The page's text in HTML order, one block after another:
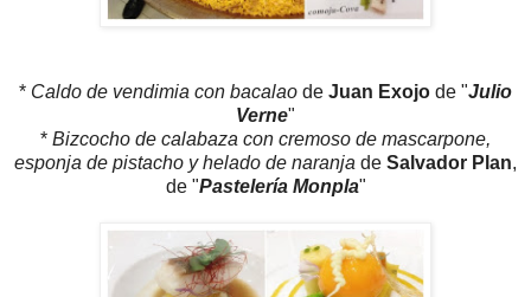
* Caldo de vendimia con bacalao de Juan Exojo de "Julio
Verne"
* Bizcocho de calabaza con cremoso de mascarpone,
esponja de pistacho y helado de naranja de Salvador Plan,
de "Pastelería Monpla"